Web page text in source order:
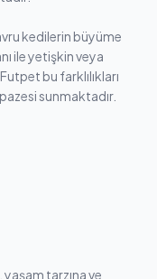
kedilerin büyüme
ile yetişkin veya
bu farklılıkları
sunmaktadır.
tarzına ve